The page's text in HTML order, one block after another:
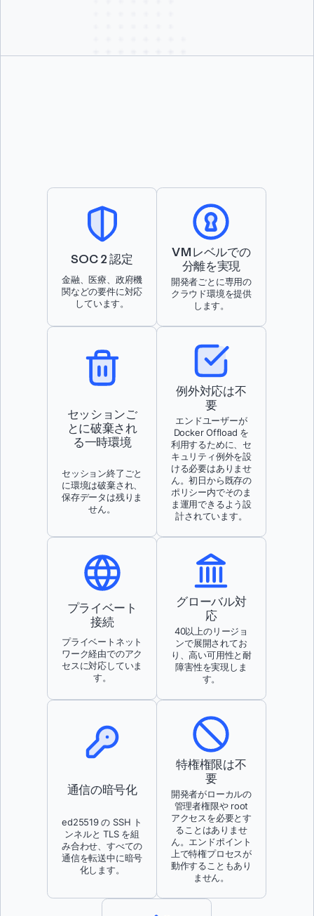
SOC 2 認定
金融、医療、政府機
関などの要件に対応
しています。
VMレベルでの
分離を実現
開発者ごとに専用の
クラウド環境を提供
します。
セッションご
とに破棄され
る一時環境
セッション終了ごと
に環境は破棄され、
保存データは残りま
せん。
例外対応は不
要
エンドユーザーが
Docker Offload を
利用するために、セ
キュリティ例外を設
ける必要はありませ
ん。初日から既存の
ポリシー内でそのま
ま運用できるよう設
計されています。
プライベート
接続
プライベートネット
ワーク経由でのアク
セスに対応していま
す。
グローバル対
応
40以上のリージョ
ンで展開されてお
り、高い可用性と耐
障害性を実現しま
す。
通信の暗号化
ed25519 の SSH ト
ンネルと TLS を組
み合わせ、すべての
通信を転送中に暗号
化します。
特権権限は不
要
開発者がローカルの
管理者権限や root
アクセスを必要とす
ることはありませ
ん。エンドポイント
上で特権プロセスが
動作することもあり
ません。